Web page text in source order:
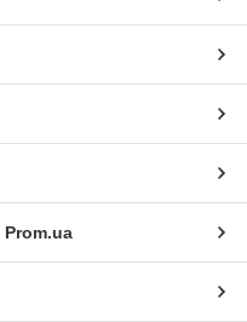
Prom.ua